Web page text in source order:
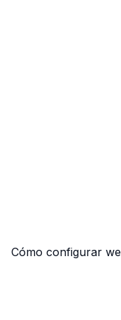
Cómo configurar